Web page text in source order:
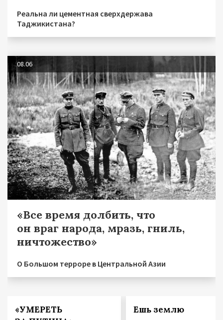
Реальна ли цементная сверхдержава
Таджикистана?
08.06
«Все время долбить, что
он враг народа, мразь, гниль,
ничтожество»
О Большом терроре в Центральной Азии
«УМЕРЕТЬ
Ешь землю